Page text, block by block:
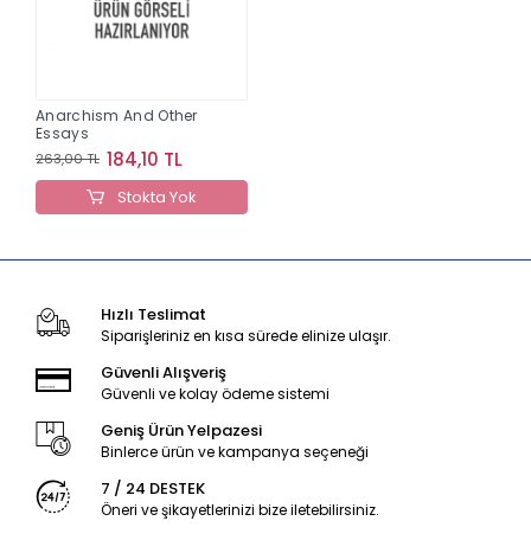
Anarchism And Other
Essays
263,00 TL 184,10 TL
Stokta Yok
Hızlı Teslimat
Siparişleriniz en kısa sürede elinize ulaşır.
Güvenli Alışveriş
Güvenli ve kolay ödeme sistemi
Geniş Ürün Yelpazesi
Binlerce ürün ve kampanya seçeneği
7 / 24 DESTEK
Öneri ve şikayetlerinizi bize iletebilirsiniz.